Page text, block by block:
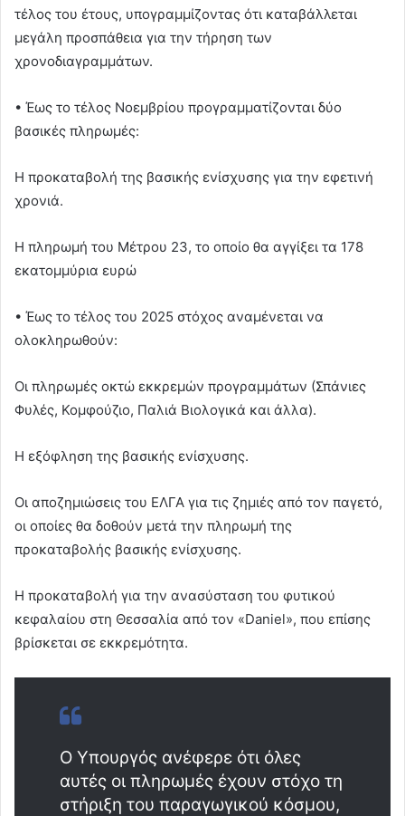
τέλος του έτους, υπογραμμίζοντας ότι καταβάλλεται
μεγάλη προσπάθεια για την τήρηση των
χρονοδιαγραμμάτων.
• Έως το τέλος Νοεμβρίου προγραμματίζονται δύο
βασικές πληρωμές:
Η προκαταβολή της βασικής ενίσχυσης για την εφετινή
χρονιά.
Η πληρωμή του Μέτρου 23, το οποίο θα αγγίξει τα 178
εκατομμύρια ευρώ
• Έως το τέλος του 2025 στόχος αναμένεται να
ολοκληρωθούν:
Οι πληρωμές οκτώ εκκρεμών προγραμμάτων (Σπάνιες
Φυλές, Κομφούζιο, Παλιά Βιολογικά και άλλα).
Η εξόφληση της βασικής ενίσχυσης.
Οι αποζημιώσεις του ΕΛΓΑ για τις ζημιές από τον παγετό,
οι οποίες θα δοθούν μετά την πληρωμή της
προκαταβολής βασικής ενίσχυσης.
Η προκαταβολή για την ανασύσταση του φυτικού
κεφαλαίου στη Θεσσαλία από τον «Daniel», που επίσης
βρίσκεται σε εκκρεμότητα.
Ο Υπουργός ανέφερε ότι όλες
αυτές οι πληρωμές έχουν στόχο τη
στήριξη του παραγωγικού κόσμου,